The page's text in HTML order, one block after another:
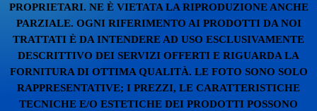
PROPRIETARI. NE È VIETATA LA RIPRODUZIONE ANCHE
PARZIALE. OGNI RIFERIMENTO AI PRODOTTI DA NOI
TRATTATI È DA INTENDERE AD USO ESCLUSIVAMENTE
DESCRITTIVO DEI SERVIZI OFFERTI E RIGUARDA LA
FORNITURA DI OTTIMA QUALITÀ. LE FOTO SONO SOLO
RAPPRESENTATIVE; I PREZZI, LE CARATTERISTICHE
TECNICHE E/O ESTETICHE DEI PRODOTTI POSSONO